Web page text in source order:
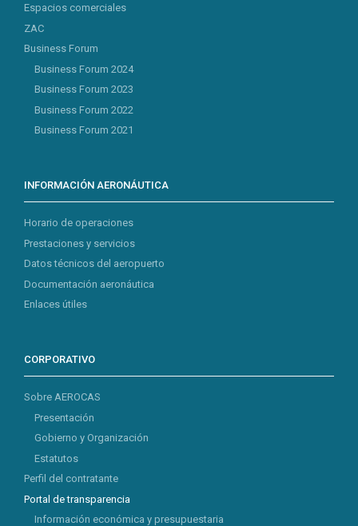
Espacios comerciales
ZAC
Business Forum
Business Forum 2024
Business Forum 2023
Business Forum 2022
Business Forum 2021
INFORMACIÓN AERONÁUTICA
Horario de operaciones
Prestaciones y servicios
Datos técnicos del aeropuerto
Documentación aeronáutica
Enlaces útiles
CORPORATIVO
Sobre AEROCAS
Presentación
Gobierno y Organización
Estatutos
Perfil del contratante
Portal de transparencia
Información económica y presupuestaria